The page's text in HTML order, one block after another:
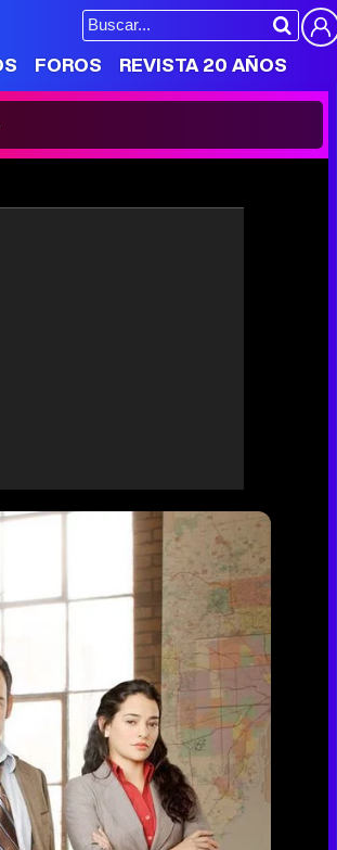
FOROS REVISTA 20 AÑOS